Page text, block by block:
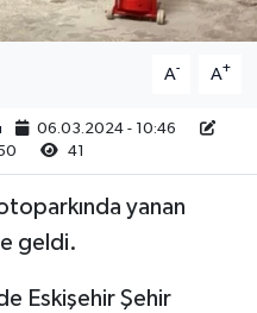
A- A+
06.03.2024 - 10:46
41
yanan
geldi.
Eskişehir Şehir